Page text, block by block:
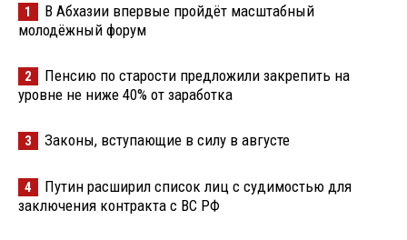
1
В Абхазии впервые пройдёт масштабный
молодёжный форум
2
Пенсию по старости предложили закрепить на
уровне не ниже 40% от заработка
3 Законы, вступающие в силу в августе
4
Путин расширил список лиц с судимостью для
заключения контракта с ВС РФ